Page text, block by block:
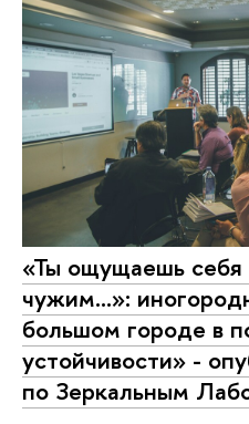
«Ты ощущаешь себя
чужим…»:
большом городе в
устойчивости» -
по Зеркальным